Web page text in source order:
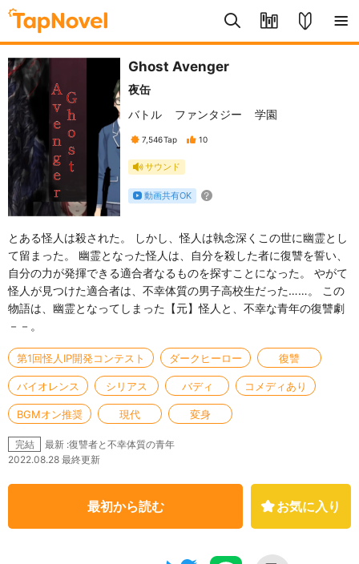
Ghost Avenger
夜缶
バトル
ファンタジー 学園
7,546Tap 10
サウンド
動画共有OK
とある怪人は殺された。 しかし、怪人は執念深くこの世に幽霊とし
て留まった。 幽霊となった怪人は、自分を殺した者に復讐を誓い、
自分の力が発揮できる適合者なるものを探すことになった。 やがて
怪人が見つけた適合者は、不幸体質の男子高校生だった……。 この
物語は、幽霊となってしまった【元】怪人と、不幸な青年の復讐劇
－－。
第1回怪人IP開発コンテスト ダークヒーロー 復讐
バイオレンス シリアス バディ コメディあり
BGMオン推奨 現代 変身
完結
最新 :復讐者と不幸体質の青年
2022.08.28 最終更新
最初から読む お気に入り